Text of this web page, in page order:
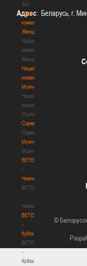
3х3
Национальная
команда.
Женщины
Национальная
команда.
Женщины
Национальная
команда.
Мужчины
Национальная
команда.
Мужчины
Соревнования
Соревнования
Мужчины
Мужчины
BETERA
-
Чемпионат
BETERA
-
Чемпионат
BETERA
-
Кубок
BETERA
-
Кубок
Адрес: Беларусь, г.
©